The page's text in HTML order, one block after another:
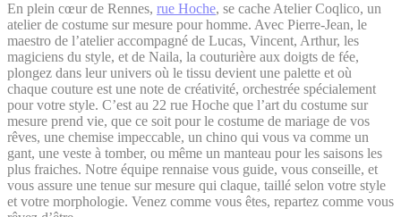
En plein cœur de Rennes, rue Hoche, se cache Atelier Coqlico, un
atelier de costume sur mesure pour homme. Avec Pierre-Jean, le
maestro de l’atelier accompagné de Lucas, Vincent, Arthur, les
magiciens du style, et de Naila, la couturière aux doigts de fée,
plongez dans leur univers où le tissu devient une palette et où
chaque couture est une note de créativité, orchestrée spécialement
pour votre style. C’est au 22 rue Hoche que l’art du costume sur
mesure prend vie, que ce soit pour le costume de mariage de vos
rêves, une chemise impeccable, un chino qui vous va comme un
gant, une veste à tomber, ou même un manteau pour les saisons les
plus fraiches. Notre équipe rennaise vous guide, vous conseille, et
vous assure une tenue sur mesure qui claque, taillé selon votre style
et votre morphologie. Venez comme vous êtes, repartez comme vous